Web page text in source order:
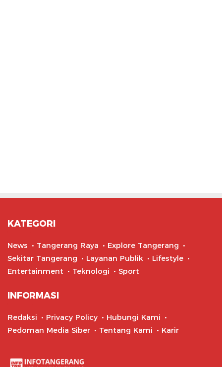
KATEGORI
News Tangerang Raya
Explore Tangerang
Sekitar Tangerang
Layanan Publik
Lifestyle
Entertainment
Teknologi Sport
INFORMASI
Redaksi Privacy Policy
Hubungi Kami
Pedoman Media Siber
Tentang Kami Karir